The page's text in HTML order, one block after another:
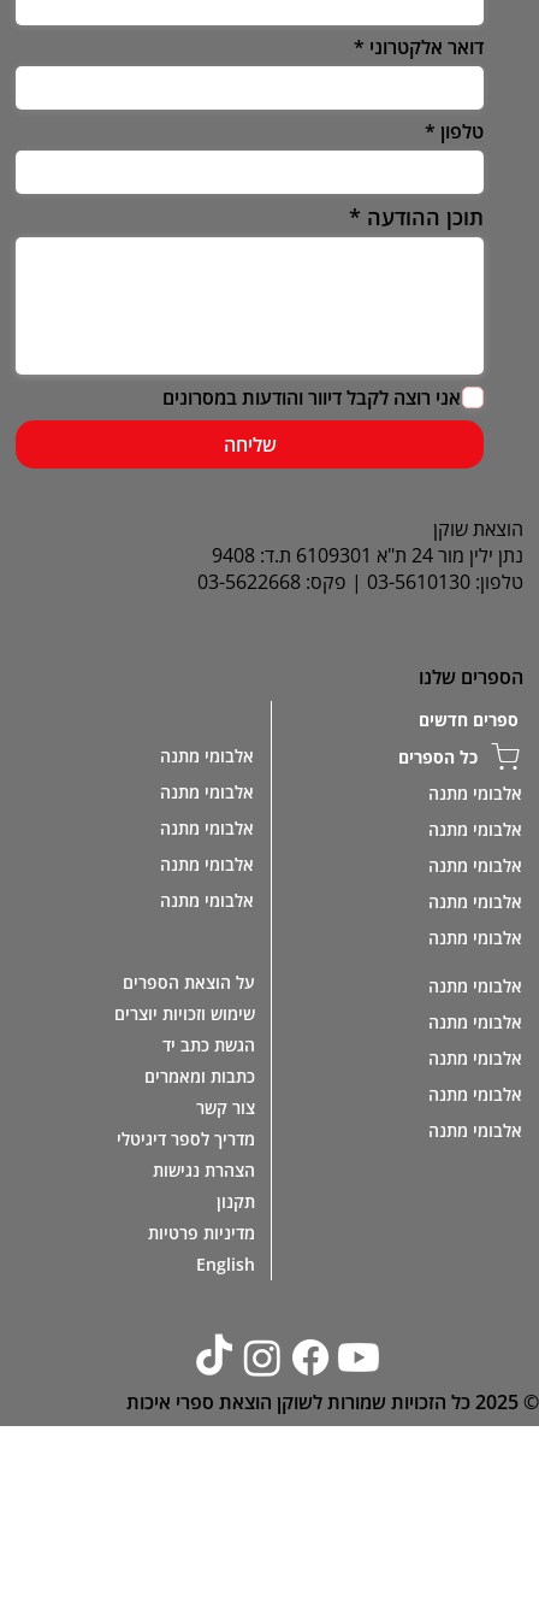
דואר אלקטרוני
טלפון
תוכן ההודעה
אני רוצה לקבל דיוור והודעות במסרונים
שליחה
הוצאת שוקן
נתן ילין מור 24 ת"א 6109301 ת.ד: 9408
טלפון: 03-5610130 | פקס: 03-5622668
הספרים שלנו
ספרים חדשים
כל הספרים
אלבומי מתנה
אלבומי מתנה
אלבומי מתנה
אלבומי מתנה
אלבומי מתנה
אלבומי מתנה
אלבומי מתנה
אלבומי מתנה
אלבומי מתנה
אלבומי מתנה
אלבומי מתנה
אלבומי מתנה
אלבומי מתנה
אלבומי מתנה
אלבומי מתנה
על הוצאת הספרים
שימוש וזכויות יוצרים
הגשת כתב יד
כתבות ומאמרים
צור קשר
מדריך לספר דיגיטלי
הצהרת נגישות
תקנון
מדיניות פרטיות
English
© 2025 כל הזכויות שמורות לשוקן הוצאת ספרי איכות